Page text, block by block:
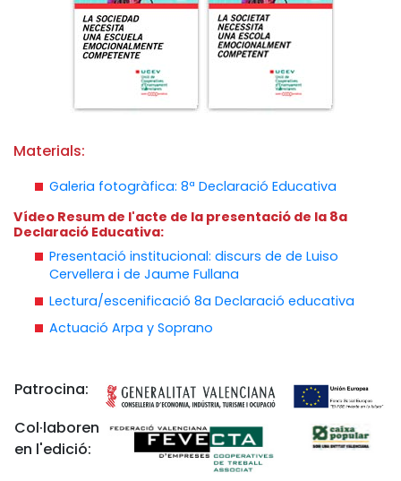
Materials:
Galeria fotogràfica: 8ª Declaració Educativa
Vídeo Resum de l'acte de la presentació de la 8a
Declaració Educativa:
Presentació institucional: discurs de de Luiso
Cervellera i de Jaume Fullana
Lectura/escenificació 8a Declaració educativa
Actuació Arpa y Soprano
Patrocina:
Col·laboren
en l'edició: